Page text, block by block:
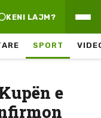
KENI LAJM?
SPORT
e